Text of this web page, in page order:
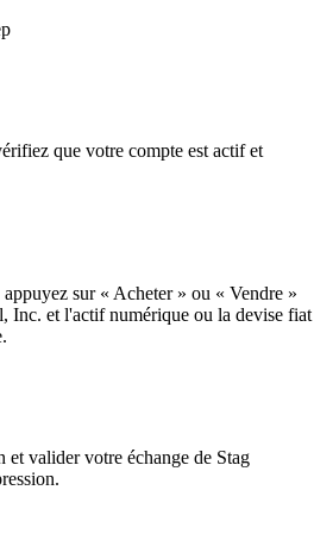
que votre compte est actif et
sur « Acheter » ou « Vendre »
Inc. et l'actif numérique ou la devise fiat
valider votre échange de Stag